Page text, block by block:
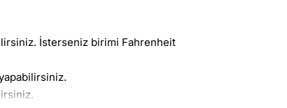
İsterseniz birimi Fahrenheit